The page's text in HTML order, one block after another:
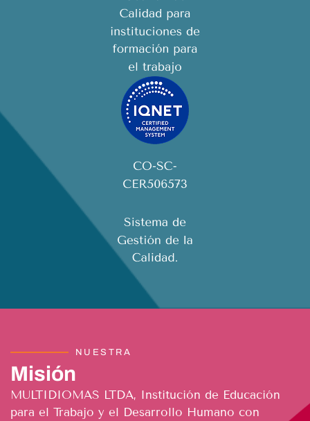
NUESTRA
Misión
MULTIDIOMAS LTDA, Institución de Educación
para el Trabajo y el Desarrollo Humano con